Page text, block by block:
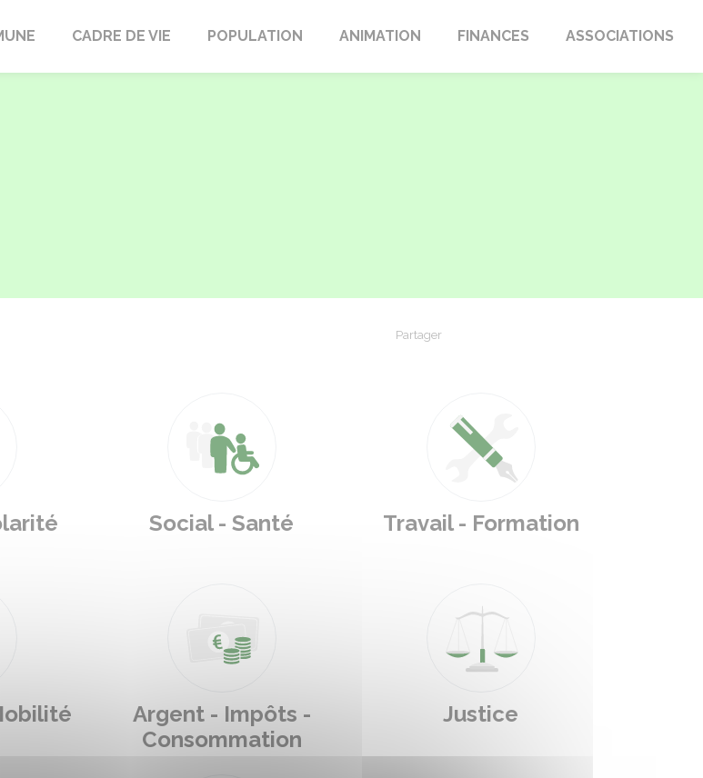
CADRE DE VIE POPULATION ANIMATION FINANCES ASSOCIATIONS
Partager
Social - Santé Travail - Formation
Argent - Impôts -
Consommation
Justice